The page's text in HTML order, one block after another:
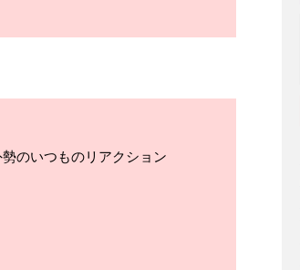
のいつものリアクション